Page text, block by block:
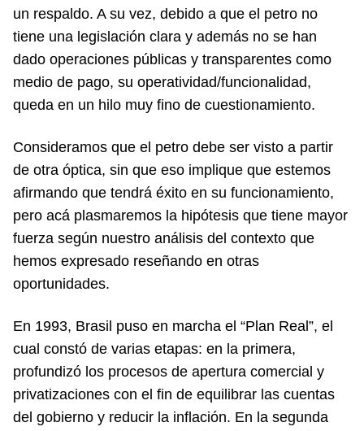
un respaldo. A su vez, debido a que el petro no
tiene una legislación clara y además no se han
dado operaciones públicas y transparentes como
medio de pago, su operatividad/funcionalidad,
queda en un hilo muy fino de cuestionamiento.
Consideramos que el petro debe ser visto a partir
de otra óptica, sin que eso implique que estemos
afirmando que tendrá éxito en su funcionamiento,
pero acá plasmaremos la hipótesis que tiene mayor
fuerza según nuestro análisis del contexto que
hemos expresado reseñando en otras
oportunidades.
En 1993, Brasil puso en marcha el “Plan Real”, el
cual constó de varias etapas: en la primera,
profundizó los procesos de apertura comercial y
privatizaciones con el fin de equilibrar las cuentas
del gobierno y reducir la inflación. En la segunda